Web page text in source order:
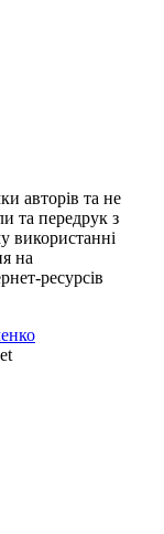
авторів та не
та передрук з
використанні
на
ресурсів